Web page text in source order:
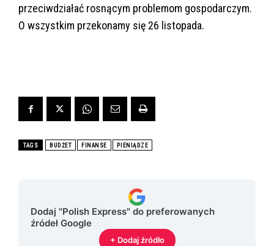
przeciwdziałać rosnącym problemom gospodarczym.
O wszystkim przekonamy się 26 listopada.
TAGS BUDŻET FINANSE PIENIĄDZE
Dodaj "Polish Express" do preferowanych
źródeł Google
+ Dodaj źródło